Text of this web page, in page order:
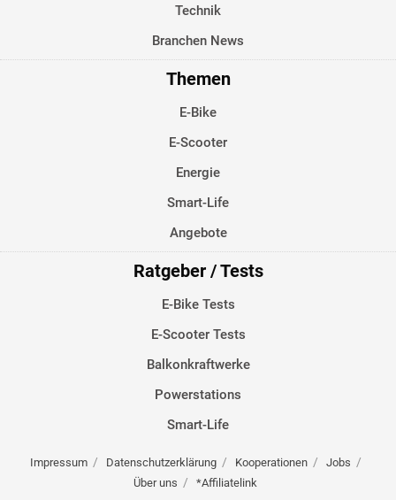
Technik
Branchen News
Themen
E-Bike
E-Scooter
Energie
Smart-Life
Angebote
Ratgeber / Tests
E-Bike Tests
E-Scooter Tests
Balkonkraftwerke
Powerstations
Smart-Life
Impressum Datenschutzerklärung Kooperationen
Jobs
Über uns
*Affiliatelink